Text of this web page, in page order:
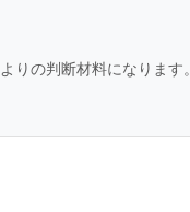
りの判断材料になります。